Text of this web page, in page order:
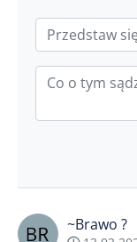
~Brawo ?